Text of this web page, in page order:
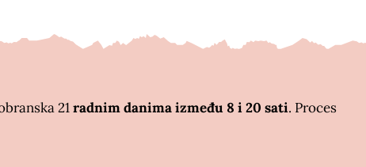
21radnim danima između 8 i 20 sati. Proces